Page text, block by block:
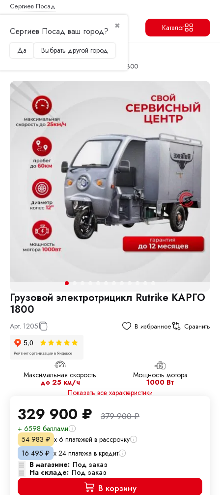
Сергиев Посад
✖
Сергиев Посад ваш город?
Да Выбрать другой город
Каталог
Главная
Электротрициклы
Грузовой электротрицикл Rutrike КАРГО 1800
Грузовой электротрицикл Rutrike КАРГО
1800
Арт. 1205 В избранное Сравнить
Максимальная скорость
до 25 км/ч
Мощность мотора
1000 Вт
Показать все характеристики
329 900 ₽ 379 900₽
+ 6598 баллами
54 983 ₽ х 6 платежей в рассрочку
16 495 ₽ х 24 платежа в кредит
В магазине: Под заказ
На складе: Под заказ
В корзину
Продолжить